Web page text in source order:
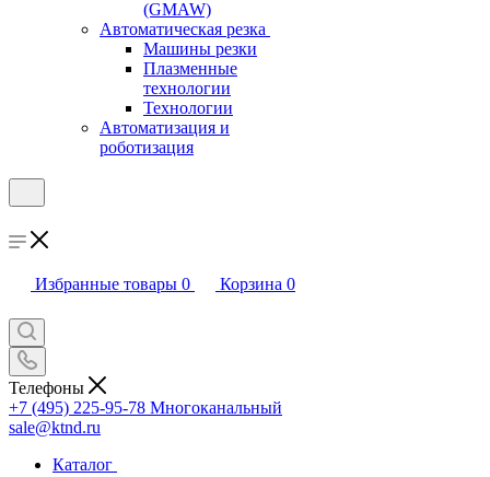
(GMAW)
Автоматическая резка
Машины резки
Плазменные
технологии
Технологии
Автоматизация и
роботизация
Избранные товары 0 Корзина 0
Телефоны
+7 (495) 225-95-78 Многоканальный
sale@ktnd.ru
Каталог